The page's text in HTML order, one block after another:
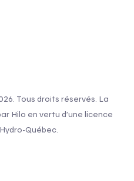
Tous droits réservés. La
Hilo en vertu d’une licence
Québec.